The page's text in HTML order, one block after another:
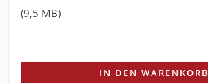
(9,5 MB)
IN DEN WARENKORB